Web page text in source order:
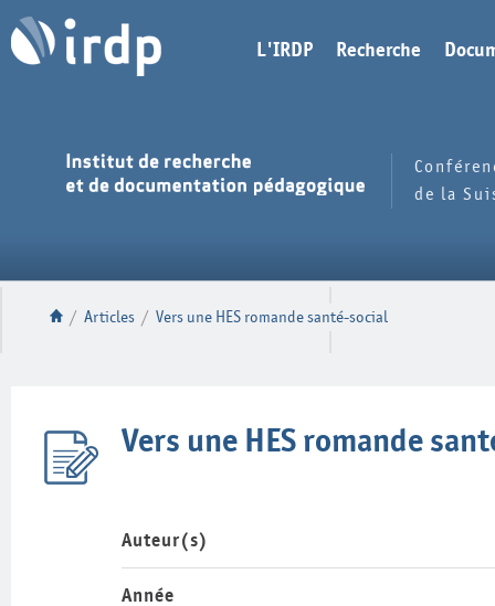
L'IRDP Recherche
de la
/ Articles / Vers une HES romande santé-social
Vers une HES romande
Auteur(s)
Année